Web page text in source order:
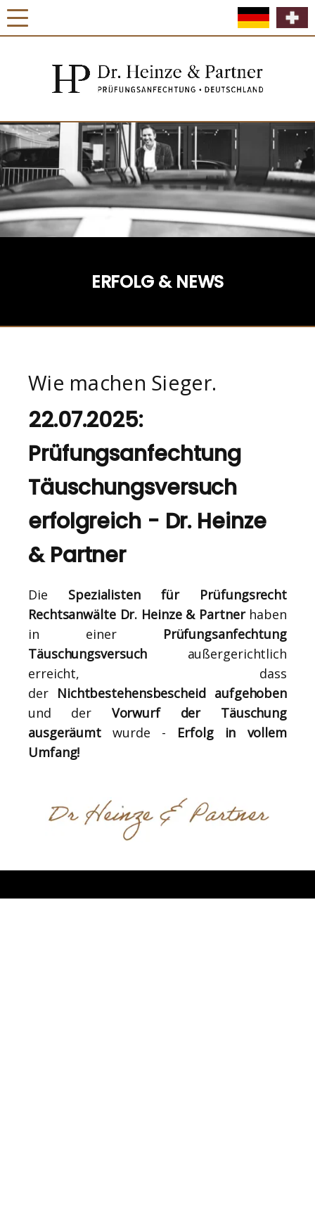
ERFOLG & NEWS
Wie machen Sieger.
22.07.2025:
Prüfungsanfechtung
Täuschungsversuch
erfolgreich - Dr. Heinze
& Partner
Die Spezialisten für Prüfungsrecht
Rechtsanwälte Dr. Heinze & Partnerhaben
in einer Prüfungsanfechtung
Täuschungsversuch außergerichtlich
erreicht, dass
der Nichtbestehensbescheid aufgehoben
und der Vorwurf der Täuschung
ausgeräumtwurde - Erfolg in vollem
Umfang!